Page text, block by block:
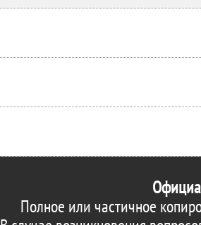
Полное или частичное